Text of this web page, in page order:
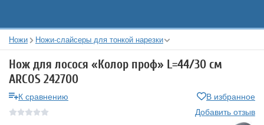
Ножи Ножи-слайсеры для тонкой нарезки
Нож для лосося «Колор проф» L=44/30 см
ARCOS 242700
К сравнению
В избранное
Добавить отзыв